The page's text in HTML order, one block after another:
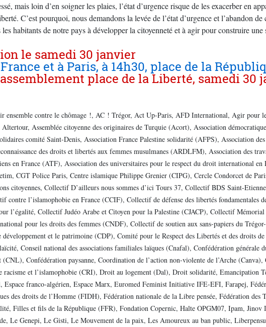
mais loin d’en soigner les plaies, l’état d’urgence risque de les exacerber en
C’est pourquoi, nous demandons la levée de l’état d’urgence et l’abandon
habitants de notre pays à développer la citoyenneté et à agir pour construire une
le samedi 30 janvier
et à Paris, à 14h30, place de la
ensemble contre le chômage !, AC ! Trégor, Act Up-Paris, AFD International, Agir pour
Assemblée citoyenne des originaires de Turquie (Acort), Association
comité Saint-Denis, Association France Palestine solidarité (AFPS), Association
des droits et libertés aux femmes musulmanes (ARDLFM), Association des
en France (ATF), Association des universitaires pour le respect du droit international
CGT Police Paris, Centre islamique Philippe Grenier (CIPG), Cercle Condorcet de
citoyennes, Collectif D’ailleurs nous sommes d’ici Tours 37, Collectif BDS Saint-
contre l’islamophobie en France (CCIF), Collectif de défense des libertés fondamentales
l’égalité, Collectif Judéo Arabe et Citoyen pour la Palestine (CJACP), Collectif
pour les droits des femmes (CNDF), Collectif de soutien aux sans-papiers du
et le patrimoine (CDP), Comité pour le Respect des Libertés et des droits
Conseil national des associations familiales laïques (Cnafal), Confédération générale
Confédération paysanne, Coordination de l’action non-violente de l’Arche (Canva),
racisme et l’islamophobie (CRI), Droit au logement (Dal), Droit solidarité, Emancipation
Espace franco-algérien, Espace Marx, Euromed Feminist Initiative IFE-EFI, Farapej,
des droits de l’Homme (FIDH), Fédération nationale de la Libre pensée, Fédération des
Filles et fils de la République (FFR), Fondation Copernic, Halte OPGM07, Ipam, Jinov
Le Genepi, Le Gisti, Le Mouvement de la paix, Les Amoureux au ban public,